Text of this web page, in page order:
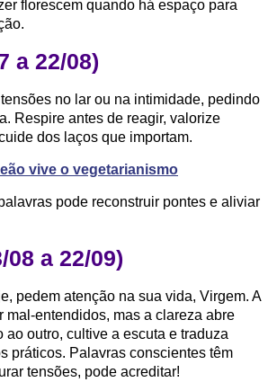
florescem quando há espaço para
a 22/08)
no lar ou na intimidade, pedindo
Respire antes de reagir, valorize
dos laços que importam.
vive o vegetarianismo
pode reconstruir pontes e aliviar
a 22/09)
pedem atenção na sua vida, Virgem. A
mal-entendidos, mas a clareza abre
ao outro, cultive a escuta e traduza
práticos. Palavras conscientes têm
tensões, pode acreditar!